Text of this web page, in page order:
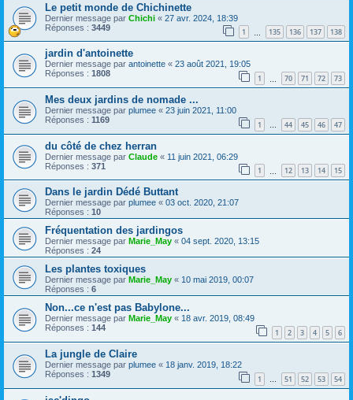
Le petit monde de Chichinette
Dernier message par Chichi « 27 avr. 2024, 18:39
Réponses : 3449 1 135 136 137 138
jardin d'antoinette
Dernier message par antoinette « 23 août 2021, 19:05
Réponses : 1808 1 70 71 72 73
Mes deux jardins de nomade ...
Dernier message par plumee « 23 juin 2021, 11:00
Réponses : 1169 1 … 44 45 46 47
du côté de chez herran
Dernier message par Claude « 11 juin 2021, 06:29
Réponses : 371 1 12 13 14 15
Dans le jardin Dédé Buttant
Dernier message par plumee « 03 oct. 2020, 21:07
Réponses : 10
Fréquentation des jardingos
Dernier message par Marie_May « 04 sept. 2020, 13:15
Réponses : 24
Les plantes toxiques
Dernier message par Marie_May « 10 mai 2019, 00:07
Réponses : 6
Non...ce n'est pas Babylone...
Dernier message par Marie_May « 18 avr. 2019, 08:49
Réponses : 144 1 2 3 4 5 6
La jungle de Claire
Dernier message par plumee « 18 janv. 2019, 18:22
Réponses : 1349 1 … 51 52 53 54